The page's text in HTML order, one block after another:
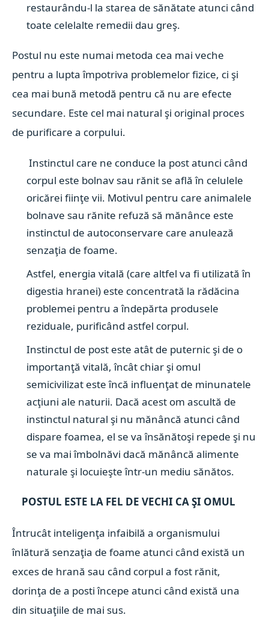
restaurându-l la starea de sănătate atunci când
toate celelalte remedii dau greş.
Postul nu este numai metoda cea mai veche
pentru a lupta împotriva problemelor fizice, ci şi
cea mai bună metodă pentru că nu are efecte
secundare. Este cel mai natural şi original proces
de purificare a corpului.
Instinctul care ne conduce la post atunci când
corpul este bolnav sau rănit se află în celulele
oricărei fiinţe vii. Motivul pentru care animalele
bolnave sau rănite refuză să mănânce este
instinctul de autoconservare care anulează
senzaţia defoame.
Astfel, energia vitală (care altfel va fi utilizată în
digestia hranei) este concentrată la rădăcina
problemei pentru a îndepărta produsele
reziduale, purificând astfel corpul.
Instinctul de post este atât de puternic şi de o
importanţă vitală, încât chiar şi omul
semicivilizat este încă influenţat de minunatele
acţiuni ale naturii. Dacă acest om ascultă de
instinctul natural şi nu mănâncă atunci când
dispare foamea, el se va însănătoşi repede şi nu
se va mai îmbolnăvi dacă mănâncă alimente
naturale şi locuieşte într-un mediu sănătos.
POSTUL ESTE LA FEL DE VECHI CA ŞI OMUL
Întrucât inteligenţa infaibilă a organismului
înlătură senzaţia de foame atunci când există un
exces de hrană sau când corpul a fost rănit,
dorinţa de a posti începe atunci când există una
din situaţiile de mai sus.